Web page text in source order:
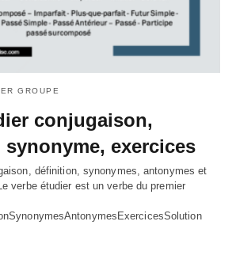
GROUPE
conjugaison,
exercices
définition, synonymes, antonymes et
verbe étudier est un verbe du premier